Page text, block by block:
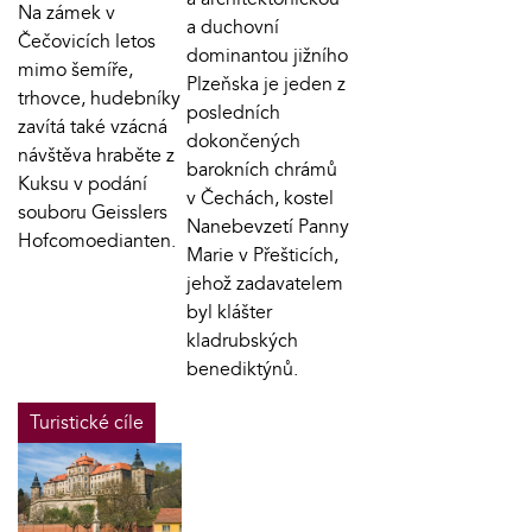
Na zámek v
Čečovicích letos
mimo šemíře,
trhovce, hudebníky
zavítá také vzácná
návštěva hraběte z
Kuksu v podání
souboru Geisslers
Hofcomoedianten.
a duchovní
dominantou jižního
Plzeňska je jeden z
posledních
dokončených
barokních chrámů
v Čechách, kostel
Nanebevzetí Panny
Marie v Přešticích,
jehož zadavatelem
byl klášter
kladrubských
benediktýnů.
Turistické cíle